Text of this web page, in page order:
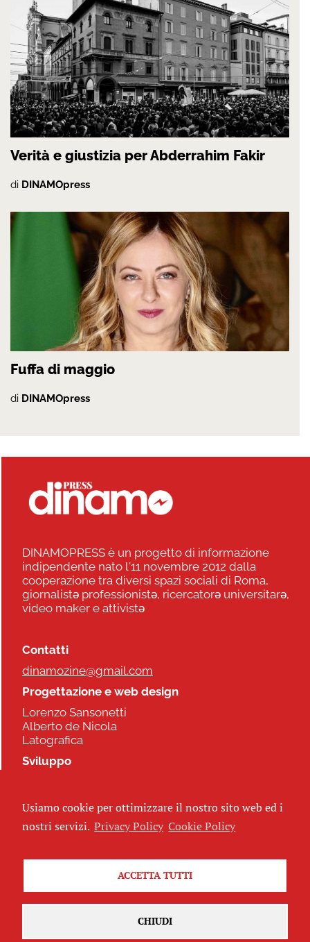
Verità e giustizia per Abderrahim Fakir
di DINAMOpress
Fuffa di maggio
di DINAMOpress
DINAMOPRESS è un progetto di informazione
indipendente nato l'11 novembre 2012 dalla
cooperazione tra diversi spazi sociali di Roma,
giornalistə professionistə, ricercatorə universitarə,
video maker e attivistə
Contatti
dinamozine@gmail.com
Progettazione e web design
Lorenzo Sansonetti
Alberto de Nicola
Latografica
Sviluppo
Seguici
Usiamo cookie per ottimizzare il nostro sito web ed i
nostri servizi. Privacy Policy Cookie Policy
ACCETTA TUTTI
CHIUDI